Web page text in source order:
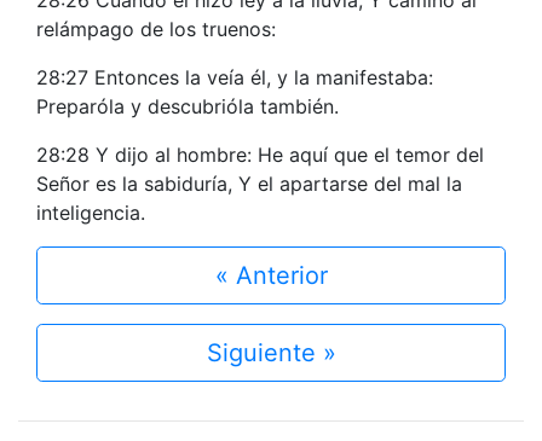
relámpago de los truenos:
28:27 Entonces la veía él, y la manifestaba:
Preparóla y descubrióla también.
28:28 Y dijo al hombre: He aquí que el temor del
Señor es la sabiduría, Y el apartarse del mal la
inteligencia.
« Anterior
Siguiente »